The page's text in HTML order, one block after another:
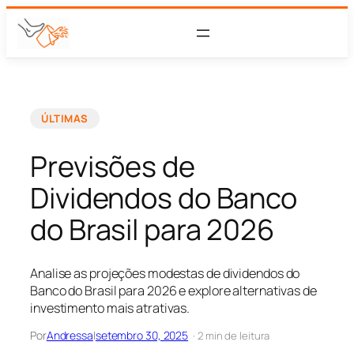
ÚLTIMAS
Previsões de
Dividendos do Banco
do Brasil para 2026
Analise as projeções modestas de dividendos do
Banco do Brasil para 2026 e explore alternativas de
investimento mais atrativas.
PorAndressa|setembro 30, 2025 · 2 min de leitura